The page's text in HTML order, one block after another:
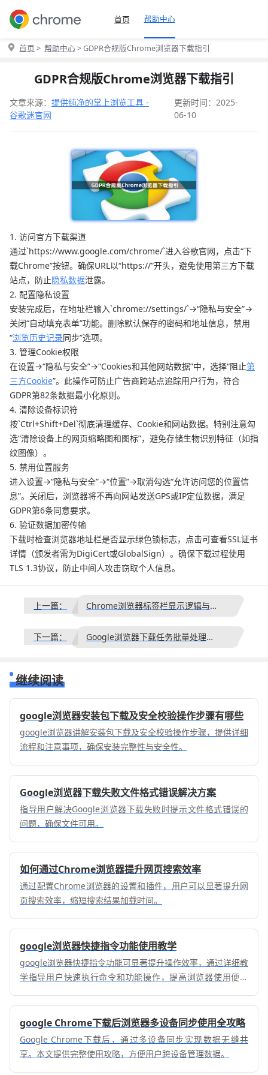
首页 帮助中心
首页 > 帮助中心> GDPR合规版Chrome浏览器下载指引
GDPR合规版Chrome浏览器下载指引
文章来源： 提供纯净的掌上浏览工具 -
谷歌迷官网
更新时间：2025-
06-10
1. 访问官方下载渠道
通过`https://www.google.com/chrome/`进入谷歌官网，点击“下
载Chrome”按钮。确保URL以“https://”开头，避免使用第三方下载
站点，防止隐私数据泄露。
2. 配置隐私设置
安装完成后，在地址栏输入`chrome://settings/`→“隐私与安全”→
关闭“自动填充表单”功能。删除默认保存的密码和地址信息，禁用
“浏览历史记录同步”选项。
3. 管理Cookie权限
在设置→“隐私与安全”→“Cookies和其他网站数据”中，选择“阻止第
三方Cookie”。此操作可防止广告商跨站点追踪用户行为，符合
GDPR第82条数据最小化原则。
4. 清除设备标识符
按`Ctrl+Shift+Del`彻底清理缓存、Cookie和网站数据。特别注意勾
选“清除设备上的网页缩略图和图标”，避免存储生物识别特征（如指
纹图像）。
5. 禁用位置服务
进入设置→“隐私与安全”→“位置”→取消勾选“允许访问您的位置信
息”。关闭后，浏览器将不再向网站发送GPS或IP定位数据，满足
GDPR第6条同意要求。
6. 验证数据加密传输
下载时检查浏览器地址栏是否显示绿色锁标志，点击可查看SSL证书
详情（颁发者需为DigiCert或GlobalSign）。确保下载过程使用
TLS 1.3协议，防止中间人攻击窃取个人信息。
上一篇： Chrome浏览器标签栏显示逻辑与排列方式优化
下一篇： Google浏览器下载任务批量处理方法
继续阅读
google浏览器安装包下载及安全校验操作步骤有哪些
google浏览器讲解安装包下载及安全校验操作步骤，提供详细
流程和注意事项，确保安装完整性与安全性。
Google浏览器下载失败文件格式错误解决方案
指导用户解决Google浏览器下载失败时提示文件格式错误的
问题，确保文件可用。
如何通过Chrome浏览器提升网页搜索效率
通过配置Chrome浏览器的设置和插件，用户可以显著提升网
页搜索效率，缩短搜索结果加载时间。
google浏览器快捷指令功能使用教学
google浏览器快捷指令功能可显著提升操作效率，通过详细教
学指导用户快速执行命令和功能操作，提高浏览器使用便捷
google Chrome下载后浏览器多设备同步使用全攻略
Google Chrome下载后，通过多设备同步实现数据无缝共
享。本文提供完整使用攻略，方便用户跨设备管理数据。